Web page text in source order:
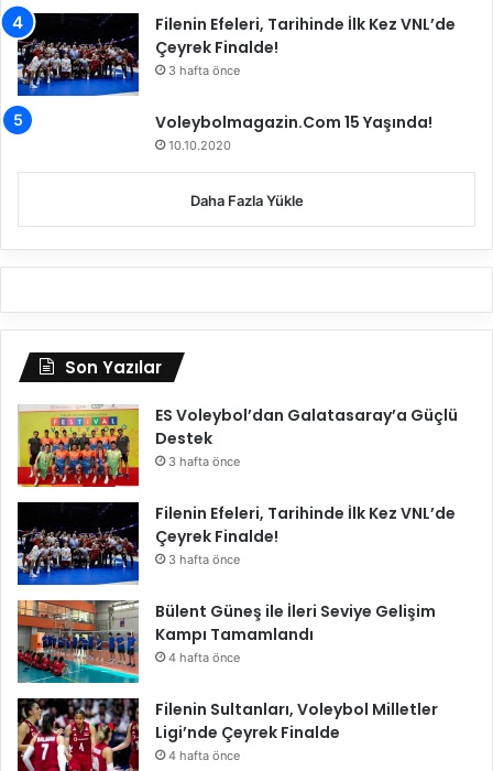
a
İ
ş
B
i
r
i
P
k
l
İ
m
a
l
a
n
d
ı
Filenin Efeleri, Tarihinde İlk Kez VNL’de
Çeyrek Finalde!
3 hafta önce
Voleybolmagazin.Com 15 Yaşında!
10.10.2020
Daha Fazla Yükle
Son Yazılar
ES Voleybol’dan Galatasaray’a Güçlü
Destek
3 hafta önce
Filenin Efeleri, Tarihinde İlk Kez VNL’de
Çeyrek Finalde!
3 hafta önce
Bülent Güneş ile İleri Seviye Gelişim
Kampı Tamamlandı
4 hafta önce
Filenin Sultanları, Voleybol Milletler
Ligi’nde Çeyrek Finalde
4 hafta önce